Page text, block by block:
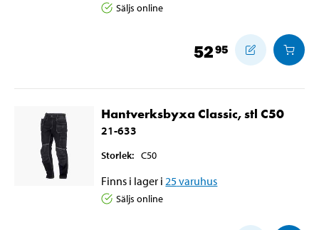
Säljs online
5295
Hantverksbyxa Classic, stl C50
21-633
Storlek: C50
Finns i lager i 25varuhus
Säljs online